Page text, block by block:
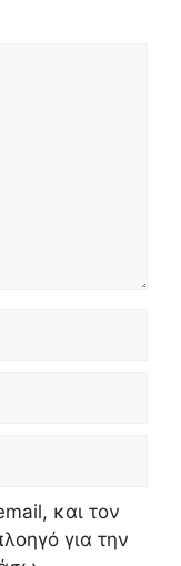
και τον
για την